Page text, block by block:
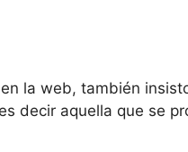
la web, también
decir aquella que se